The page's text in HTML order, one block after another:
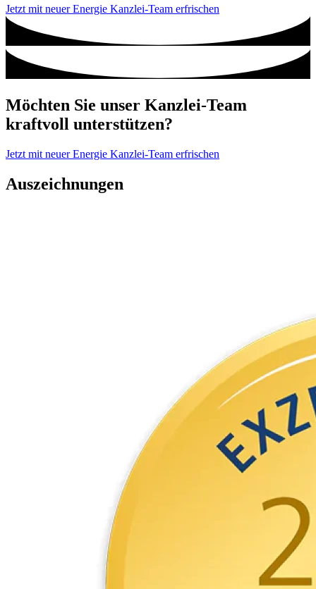
Jetzt mit neuer Energie Kanzlei-Team erfrischen
Möchten Sie unser Kanzlei-Team
kraftvoll unterstützen?
Jetzt mit neuer Energie Kanzlei-Team erfrischen
Auszeichnungen